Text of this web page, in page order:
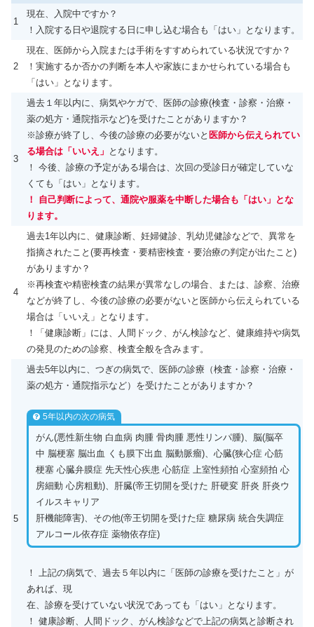
1
現在、入院中ですか？
！入院する日や退院する日に申し込む場合も「はい」となります。
2
現在、医師から入院または手術をすすめられている状況ですか？
！実施するか否かの判断を本人や家族にまかせられている場合も
「はい」となります。
3
過去１年以内に、病気やケガで、医師の診療(検査・診察・治療・
薬の処方・通院指示など)を受けたことがありますか？
※診療が終了し、今後の診療の必要がないと 医師から伝えられてい
る場合は「いいえ」 となります。
！ 今後、診療の予定がある場合は、次回の受診日が確定していな
くても「はい」となります。
！ 自己判断によって、通院や服薬を中断した場合も「はい」とな
ります。
4
過去1年以内に、健康診断、妊婦健診、乳幼児健診などで、異常を
指摘されたこと(要再検査・要精密検査・要治療の判定が出たこと)
がありますか？
※再検査や精密検査の結果が異常なしの場合、または、診察、治療
などが終了し、今後の診療の必要がないと医師から伝えられている
場合は「いいえ」となります。
！「健康診断」には、人間ドック、がん検診など、健康維持や病気
の発見のための診察、検査全般を含みます。
5
過去5年以内に、つぎの病気で、医師の診療（検査・診察・治療・
薬の処方・通院指示など）を受けたことがありますか？
5年以内の次の病気
がん(悪性新生物 白血病 肉腫 骨肉腫 悪性リンパ腫)、脳(脳卒
中 脳梗塞 脳出血 くも膜下出血 脳動脈瘤)、心臓(狭心症 心筋
梗塞 心臓弁膜症 先天性心疾患 心筋症 上室性頻拍 心室頻拍 心
房細動 心房粗動)、肝臓(帝王切開を受けた 肝硬変 肝炎 肝炎ウ
イルスキャリア
肝機能障害)、その他(帝王切開を受けた症 糖尿病 統合失調症
アルコール依存症 薬物依存症)
！ 上記の病気で、過去５年以内に「医師の診療を受けたこと」が
あれば、現
在、診療を受けていない状況であっても「はい」となります。
！ 健康診断、人間ドック、がん検診などで上記の病気と診断され